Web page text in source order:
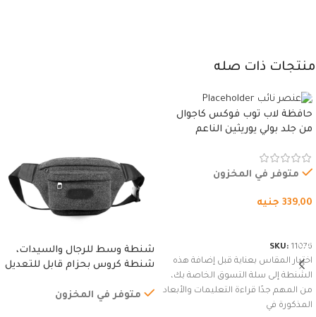
منتجات ذات صله
حافظة لاب توب فوكس كاجوال
من جلد بولي يوريثين الناعم
وسوستة.
متوفر في المخزون
339,00 جنيه
SKU: 11076
اختيار المقاس بعناية قبل إضافة هذه
الشنطة إلى سلة التسوق الخاصة بك،
من المهم جدًا قراءة التعليمات والأبعاد
المذكورة في
شنطة وسط للرجال والسيدات،
شنطة كروس بحزام قابل للتعديل
السفر، الجري العادي، المشي
متوفر في المخزون